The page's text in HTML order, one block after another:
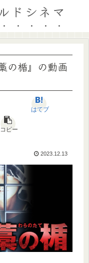
ドシネマ
の楯』の動画
はてブ
コピー
2023.12.13